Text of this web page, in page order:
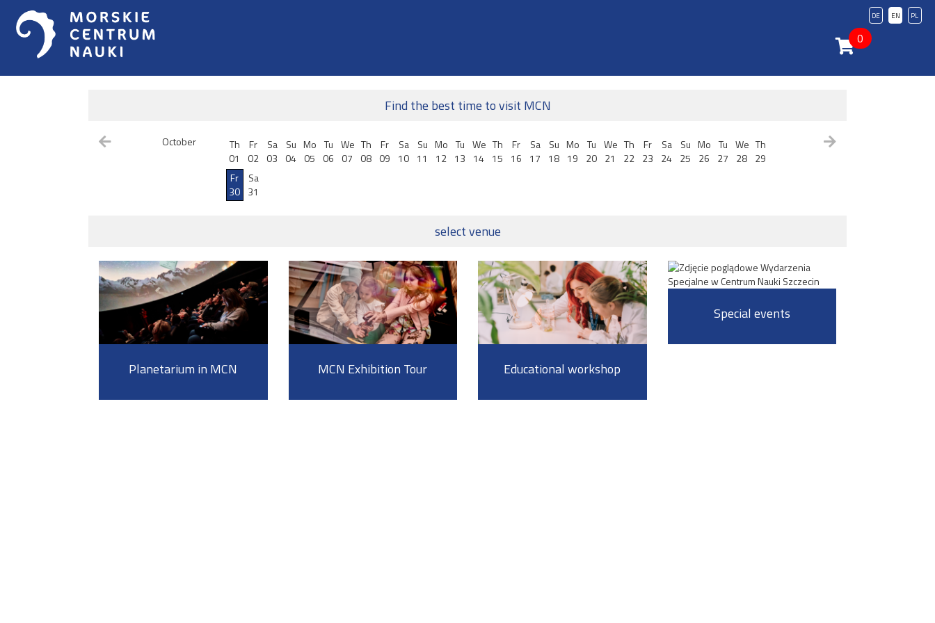
PL
EN
DE
0
Find the best time to visit MCN
October
Th
01
Fr
02
Sa
03
Su
04
Mo
05
Tu
06
We
07
Th
08
Fr
09
Sa
10
Su
11
Mo
12
Tu
13
We
14
Th
15
Fr
16
Sa
17
Su
18
Mo
19
Tu
20
We
21
Th
22
Fr
23
Sa
24
Su
25
Mo
26
Tu
27
We
28
Th
29
Fr
30
Sa
31
select venue
Planetarium in MCN MCN Exhibition Tour Educational workshop
Special events